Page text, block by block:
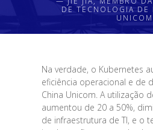
DE TECNOLOGIA
UNICOM
Na verdade, o Kubernetes
eficiência operacional e de
China Unicom. A utilização
aumentou de 20 a 50%,
de infraestrutura de TI, e o